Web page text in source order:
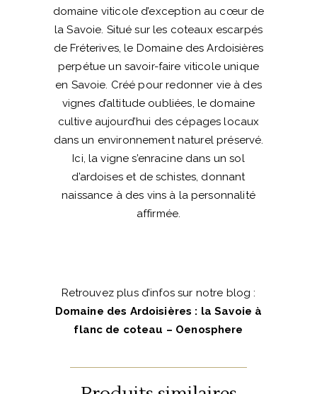
domaine viticole d’exception au cœur de
la Savoie. Situé sur les coteaux escarpés
de Fréterives, le Domaine des Ardoisières
perpétue un savoir-faire viticole unique
en Savoie. Créé pour redonner vie à des
vignes d’altitude oubliées, le domaine
cultive aujourd’hui des cépages locaux
dans un environnement naturel préservé.
Ici, la vigne s’enracine dans un sol
d’ardoises et de schistes, donnant
naissance à des vins à la personnalité
affirmée.
Retrouvez plus d’infos sur notre blog :
Domaine des Ardoisières : la Savoie à
flanc de coteau – Oenosphere